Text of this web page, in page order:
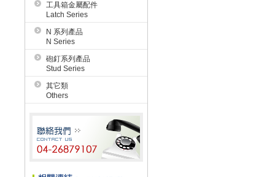
工具箱金屬配件
Latch Series
N 系列產品
N Series
砲釘系列產品
Stud Series
其它類
Others